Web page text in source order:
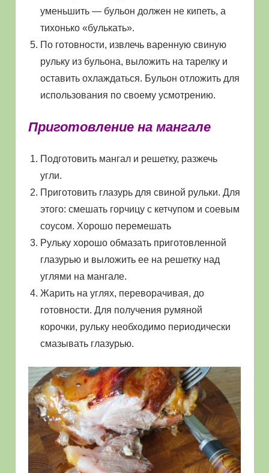
уменьшить — бульон должен не кипеть, а
тихонько «булькать».
По готовности, извлечь варенную свиную
рульку из бульона, выложить на тарелку и
оставить охлаждаться. Бульон отложить для
использования по своему усмотрению.
Приготовление на мангале
Подготовить мангал и решетку, разжечь
угли.
Приготовить глазурь для свиной рульки. Для
этого: смешать горчицу с кетчупом и соевым
соусом. Хорошо перемешать
Рульку хорошо обмазать приготовленной
глазурью и выложить ее на решетку над
углями на мангале.
Жарить на углях, переворачивая, до
готовности. Для получения румяной
корочки, рульку необходимо периодически
смазывать глазурью.